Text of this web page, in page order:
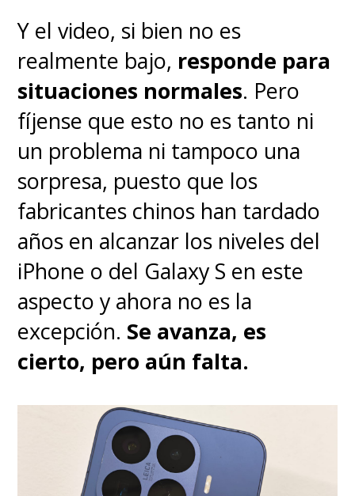
Y el video, si bien no es
realmente bajo, responde para
situaciones normales. Pero
fíjense que esto no es tanto ni
un problema ni tampoco una
sorpresa, puesto que los
fabricantes chinos han tardado
años en alcanzar los niveles del
iPhone o del Galaxy S en este
aspecto y ahora no es la
excepción. Se avanza, es
cierto, pero aún falta.